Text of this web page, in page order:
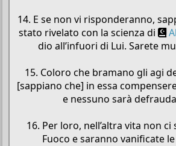
14. E se non vi risponderanno,
stato rivelato con la scienza di
dio all’infuori di Lui. Sarete
15. Coloro che bramano gli agi
[sappiano che] in essa
e nessuno sarà
16. Per loro, nell’altra vita non
Fuoco e saranno vanificate